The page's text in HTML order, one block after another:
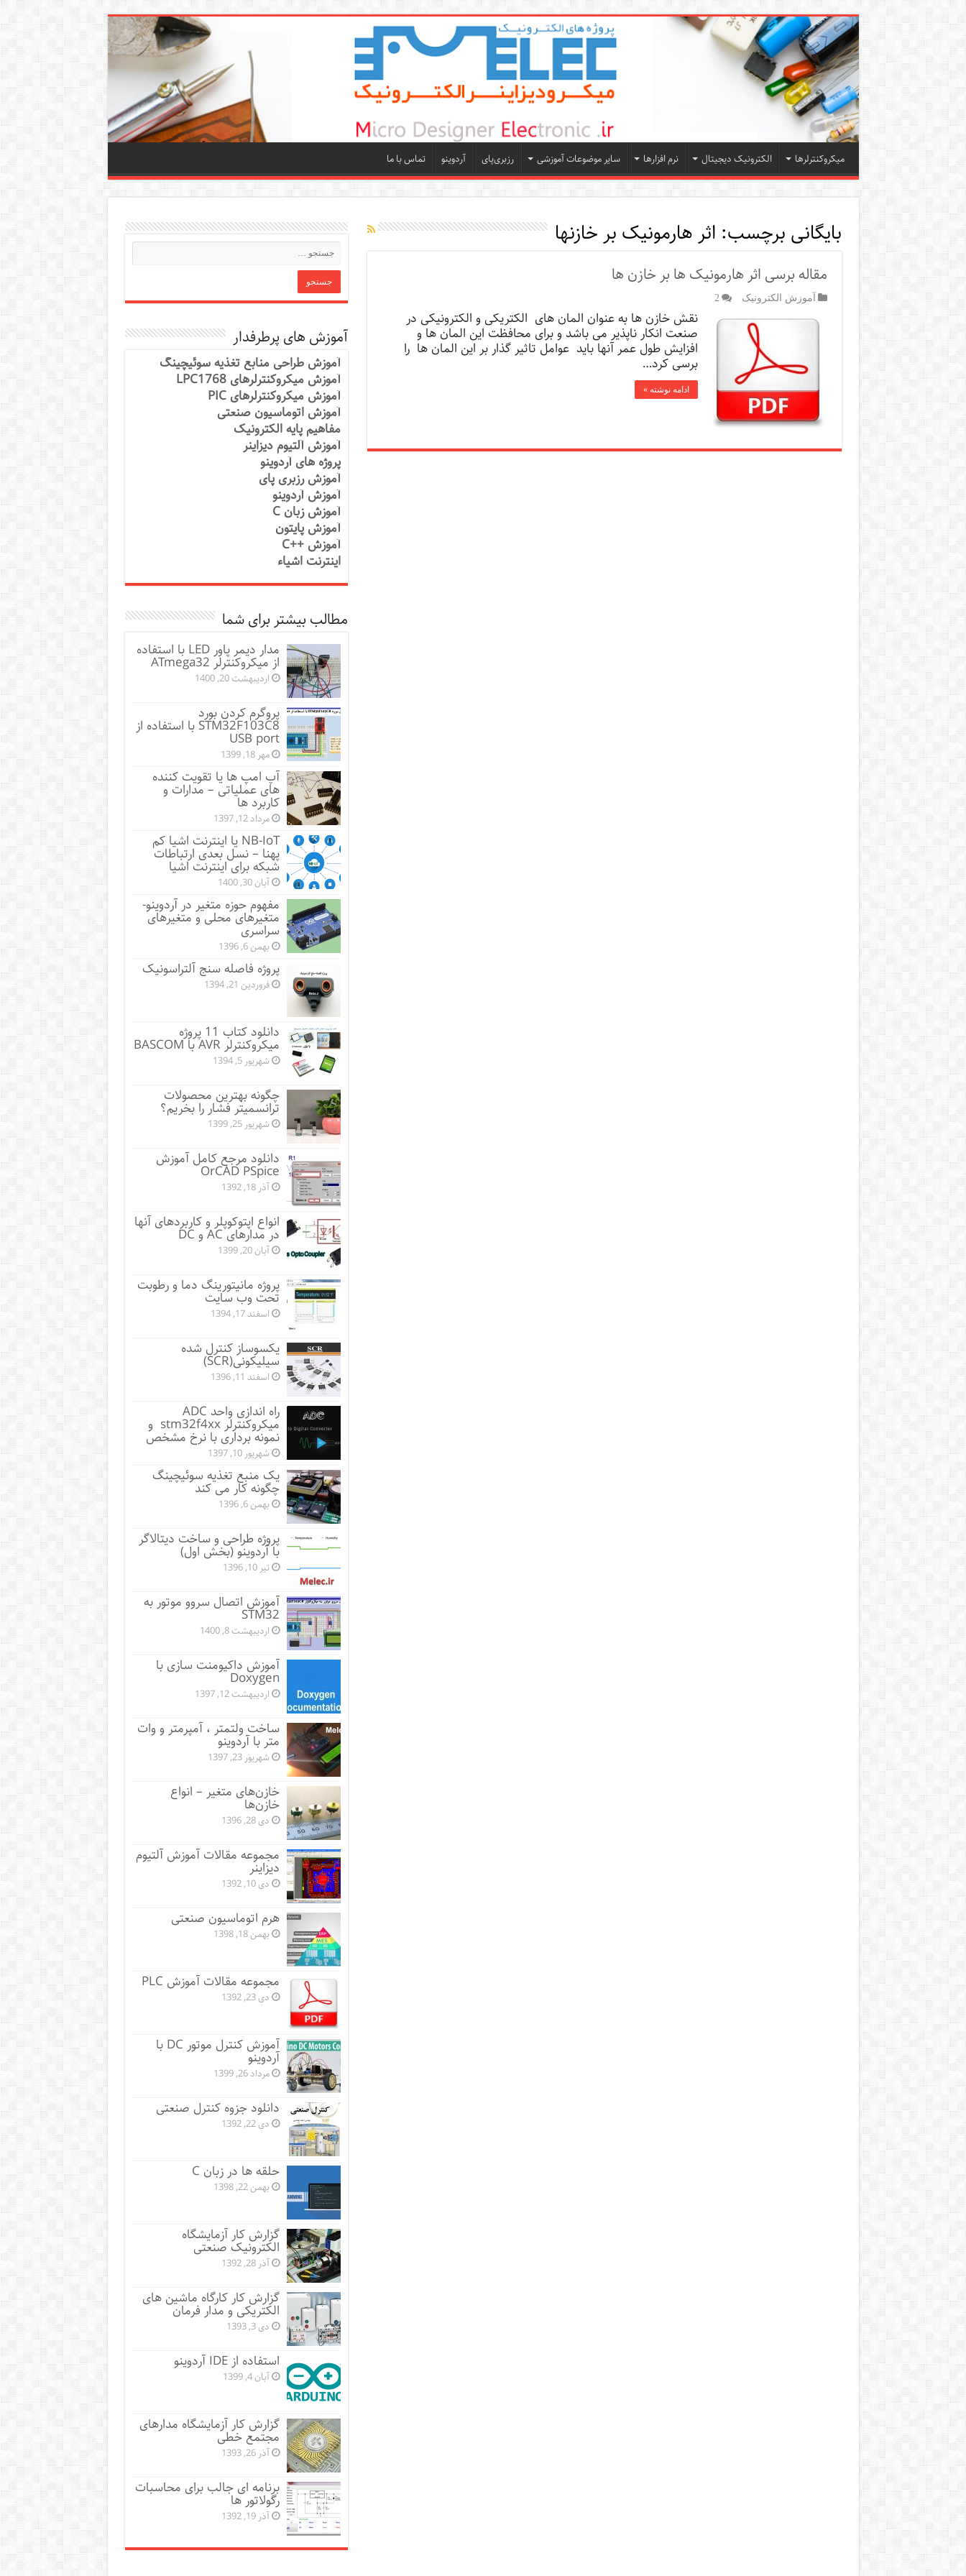
میکروکنترلرها الکترونیک دیجیتال نرم افزارها سایر موضوعات آموزشی رزبری‌پای آردوینو تماس با ما
بایگانی برچسب: اثر هارمونیک بر خازنها
مقاله برسی اثر هارمونیک ها بر خازن ها
آموزش الکترونیک 2
نقش خازن ها به عنوان المان های الکتریکی و الکترونیکی در
صنعت انکار ناپذیر می باشد و برای محافظت این المان ها و
افزایش طول عمر آنها باید عوامل تاثیر گذار بر این المان ها را
برسی کرد…
ادامه نوشته »
آموزش های پرطرفدار
آموزش طراحی منابع تغذیه سوئیچینگ
آموزش میکروکنترلرهای LPC1768
آموزش میکروکنترلرهای PIC
آموزش اتوماسیون صنعتی
مفاهیم پایه الکترونیک
آموزش آلتیوم دیزاینر
پروژه های آردوینو
آموزش رزبری پای
آموزش آردوینو
آموزش زبان C
آموزش پایتون
آموزش ++C
اینترنت اشیاء
مطالب بیشتر برای شما
مدار دیمر پاور LED با استفاده
از میکروکنترلر ATmega32
اردیبهشت 20, 1400
پروگرم کردن بورد
STM32F103C8 با استفاده از
USB port
مهر 18, 1399
آپ امپ ها یا تقویت کننده
های عملیاتی – مدارات و
کاربرد ها
مرداد 12, 1397
NB-IoT یا اینترنت اشیا کم
پهنا – نسل بعدی ارتباطات
شبکه برای اینترنت اشیا
آبان 30, 1400
مفهوم حوزه متغیر در آردوینو-
متغیرهای محلی و متغیرهای
سراسری
بهمن 6, 1396
پروژه فاصله سنج آلتراسونیک
فروردین 21, 1394
دانلود کتاب 11 پروژه
میکروکنترلر AVR با BASCOM
شهریور 5, 1394
چگونه بهترین محصولات
ترانسمیتر فشار را بخریم؟
شهریور 25, 1399
دانلود مرجع کامل آموزش
OrCAD PSpice
آذر 18, 1392
انواع اپتوکوپلر و کاربردهای آنها
در مدارهای AC و DC
آبان 20, 1399
پروژه مانيتورينگ دما و رطوبت
تحت وب سایت
اسفند 17, 1394
یکسوساز کنترل شده
سیلیکونی(SCR)
اسفند 11, 1396
راه اندازی واحد ADC
میکروکنترلر stm32f4xx و
نمونه برداری با نرخ مشخص
شهریور 10, 1397
یک منبع تغذیه سوئیچینگ
چگونه کار می کند
بهمن 6, 1396
پروژه طراحی و ساخت دیتالاگر
با آردوینو (بخش اول)
تیر 10, 1396
آموزش اتصال سروو موتور به
STM32
اردیبهشت 8, 1400
آموزش داکیومنت سازی با
Doxygen
اردیبهشت 12, 1397
ساخت ولتمتر ، آمپرمتر و وات
متر با آردوینو
شهریور 23, 1397
خازن‌های متغیر – انواع
خازن‌ها
دی 28, 1396
مجموعه مقالات آموزش آلتیوم
دیزاینر
دی 10, 1392
هرم اتوماسیون صنعتی
بهمن 18, 1398
مجموعه مقالات آموزش PLC
دی 23, 1392
آموزش کنترل موتور DC با
آردوینو
مرداد 26, 1399
دانلود جزوه کنترل صنعتی
دی 22, 1392
حلقه ها در زبان C
بهمن 22, 1398
گزارش کار آزمایشگاه
الکترونیک صنعتی
آذر 28, 1392
گزارش کار کارگاه ماشین های
الکتریکی و مدار فرمان
دی 3, 1393
استفاده از IDE آردوینو
آبان 4, 1399
گزارش کار آزمایشگاه مدارهای
مجتمع خطی
آذر 26, 1393
برنامه ای جالب برای محاسبات
رگولاتور ها
آذر 19, 1392